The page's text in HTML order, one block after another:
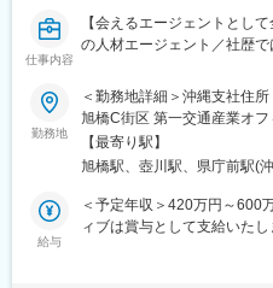
補者様を支援しています。
【圧倒的顧客志向】「目標
会社ではありません。顧客
【柔軟な働き方】完全週休
のハイブリッド制度など・
充実して九州の土地に長期
す。
個人の数字目標はありませ
合いがあなたの評価に直結
仕事内容
【会えるエージェントとし
の人材エージェント／社歴
得実績有/昇給率77.4％
51.3%(2026年4月時点)/評価
実！】
※ワークポートに関する情
■業務内容：下記いずれかを
◇CA：キャリアアドバイザ
勤務地
＜勤務地詳細＞沖縄支社住
旭橋C街区 第一交通産業オ
ール線／旭橋駅受動喫煙対
【最寄り駅】
旭橋駅、壺川駅、県庁前駅(
給与
＜予定年収＞420万円～600
ィブは賞与として支給いた